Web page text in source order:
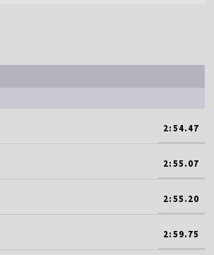
2:54.47
2:55.07
2:55.20
2:59.75